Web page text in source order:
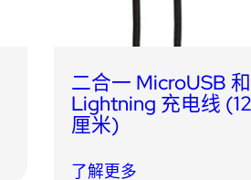
二合一 MicroUSB 和
Lightning 充电线
厘米)
了解更多